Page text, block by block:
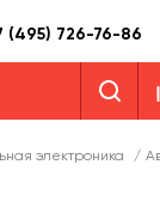
(495) 726-76-86
электроника /